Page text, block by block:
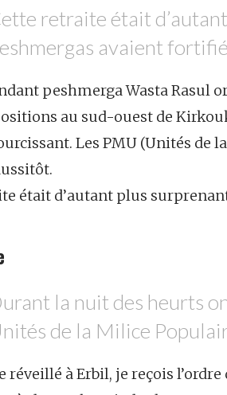
retraite était
avaient
peshmerga Wasta Rasul
au sud-ouest de
Les PMU (Unités
était d’autant plus
la nuit des heurts
de la Milice
réveillé à Erbil, je reçois